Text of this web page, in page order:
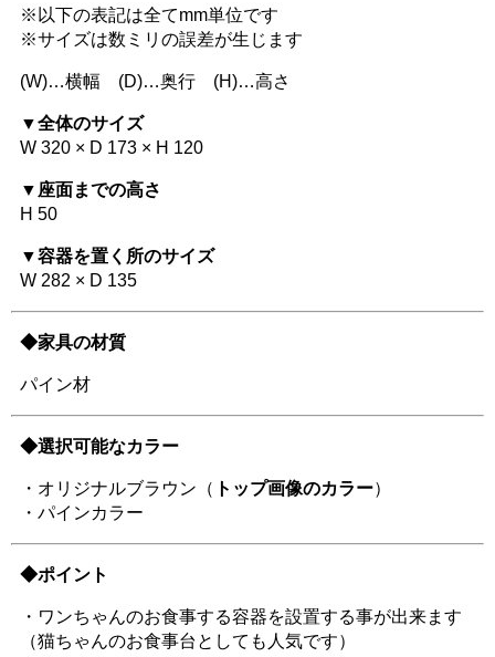
※以下の表記は全てmm単位です
※サイズは数ミリの誤差が生じます
(W)…横幅 (D)…奥行 (H)…高さ
▼全体のサイズ
W 320 × D 173 × H 120
▼座面までの高さ
H 50
▼容器を置く所のサイズ
W 282 × D 135
◆家具の材質
パイン材
◆選択可能なカラー
・オリジナルブラウン（ トップ画像のカラー）
・パインカラー
◆ポイント
・ワンちゃんのお食事する容器を設置する事が出来ます
（猫ちゃんのお食事台としても人気です）